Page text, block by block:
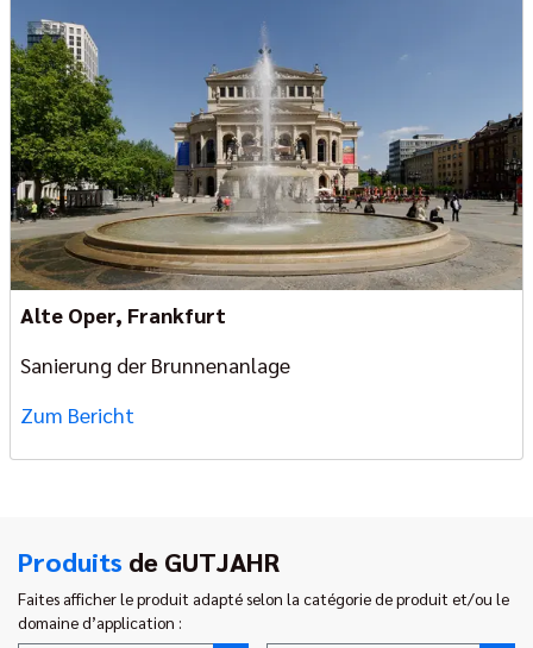
Alte Oper, Frankfurt
Sanierung der Brunnenanlage
Zum Bericht
Produits de GUTJAHR
Faites afficher le produit adapté selon la catégorie de produit et/ou le
domaine d’application :